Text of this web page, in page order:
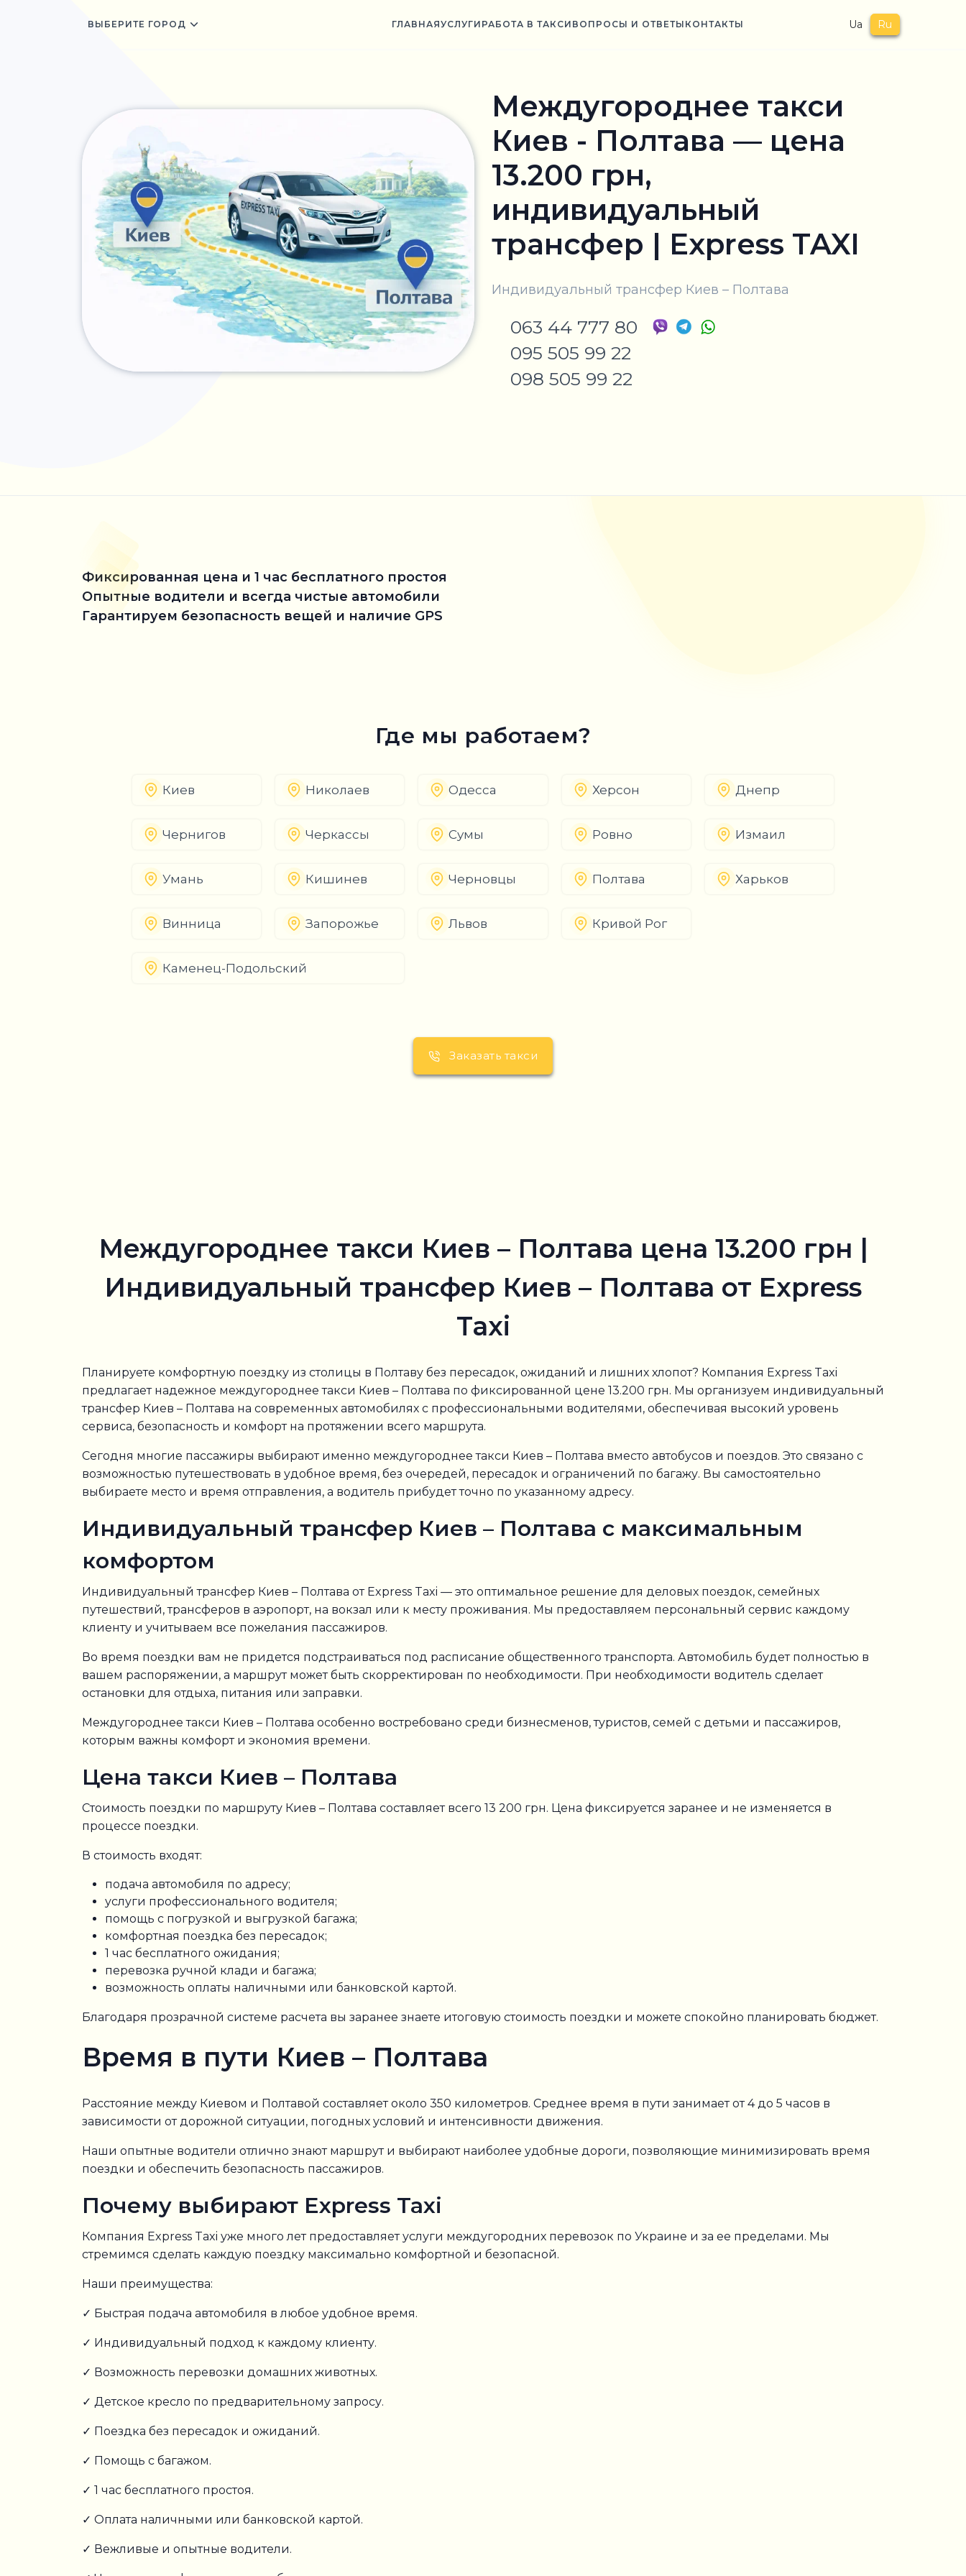
ВЫБЕРИТЕ ГОРОД ГЛАВНАЯУСЛУГИ РАБОТА В ТАКСИ ВОПРОСЫ И ОТВЕТЫ КОНТАКТЫ Ua Ru
Междугороднее такси
Киев - Полтава — цена
13.200 грн,
индивидуальный
трансфер | Express TAXI
Индивидуальный трансфер Киев – Полтава
063 44 777 80
095 505 99 22
098 505 99 22
Фиксированная цена и 1 час бесплатного простоя
Опытные водители и всегда чистые автомобили
Гарантируем безопасность вещей и наличие GPS
Где мы работаем?
Киев Николаев Одесса Херсон Днепр
Чернигов Черкассы Сумы Ровно Измаил
Умань Кишинев Черновцы Полтава Харьков
Винница Запорожье Львов Кривой Рог
Каменец-Подольский
Заказать такси
Междугороднее такси Киев – Полтава цена 13.200 грн |
Индивидуальный трансфер Киев – Полтава от Express
Taxi
Планируете комфортную поездку из столицы в Полтаву без пересадок, ожиданий и лишних хлопот? Компания Express Taxi
предлагает надежное междугороднее такси Киев – Полтава по фиксированной цене 13.200 грн. Мы организуем индивидуальный
трансфер Киев – Полтава на современных автомобилях с профессиональными водителями, обеспечивая высокий уровень
сервиса, безопасность и комфорт на протяжении всего маршрута.
Сегодня многие пассажиры выбирают именно междугороднее такси Киев – Полтава вместо автобусов и поездов. Это связано с
возможностью путешествовать в удобное время, без очередей, пересадок и ограничений по багажу. Вы самостоятельно
выбираете место и время отправления, а водитель прибудет точно по указанному адресу.
Индивидуальный трансфер Киев – Полтава с максимальным
комфортом
Индивидуальный трансфер Киев – Полтава от Express Taxi — это оптимальное решение для деловых поездок, семейных
путешествий, трансферов в аэропорт, на вокзал или к месту проживания. Мы предоставляем персональный сервис каждому
клиенту и учитываем все пожелания пассажиров.
Во время поездки вам не придется подстраиваться под расписание общественного транспорта. Автомобиль будет полностью в
вашем распоряжении, а маршрут может быть скорректирован по необходимости. При необходимости водитель сделает
остановки для отдыха, питания или заправки.
Междугороднее такси Киев – Полтава особенно востребовано среди бизнесменов, туристов, семей с детьми и пассажиров,
которым важны комфорт и экономия времени.
Цена такси Киев – Полтава
Стоимость поездки по маршруту Киев – Полтава составляет всего 13 200 грн. Цена фиксируется заранее и не изменяется в
процессе поездки.
В стоимость входят:
подача автомобиля по адресу;
услуги профессионального водителя;
помощь с погрузкой и выгрузкой багажа;
комфортная поездка без пересадок;
1 час бесплатного ожидания;
перевозка ручной клади и багажа;
возможность оплаты наличными или банковской картой.
Благодаря прозрачной системе расчета вы заранее знаете итоговую стоимость поездки и можете спокойно планировать бюджет.
Время в пути Киев – Полтава
Расстояние между Киевом и Полтавой составляет около 350 километров. Среднее время в пути занимает от 4 до 5 часов в
зависимости от дорожной ситуации, погодных условий и интенсивности движения.
Наши опытные водители отлично знают маршрут и выбирают наиболее удобные дороги, позволяющие минимизировать время
поездки и обеспечить безопасность пассажиров.
Почему выбирают Express Taxi
Компания Express Taxi уже много лет предоставляет услуги междугородних перевозок по Украине и за ее пределами. Мы
стремимся сделать каждую поездку максимально комфортной и безопасной.
Наши преимущества:
✓ Быстрая подача автомобиля в любое удобное время.
✓ Индивидуальный подход к каждому клиенту.
✓ Возможность перевозки домашних животных.
✓ Детское кресло по предварительному запросу.
✓ Поездка без пересадок и ожиданий.
✓ Помощь с багажом.
✓ 1 час бесплатного простоя.
✓ Оплата наличными или банковской картой.
✓ Вежливые и опытные водители.